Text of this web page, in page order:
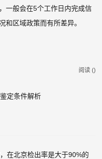
一般会在5个工作日内完成信
和区域政策而有所差异。
阅读 ()
定条件解析
在北京检出率是大于90%的